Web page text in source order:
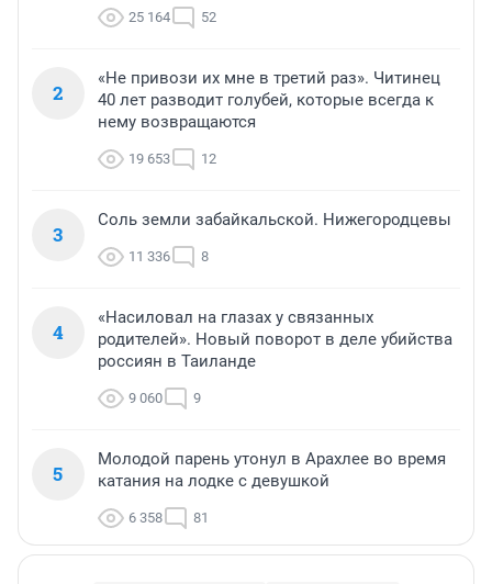
25 164 52
2
«Не привози их мне в третий раз». Читинец
40 лет разводит голубей, которые всегда к
нему возвращаются
19 653 12
3
Соль земли забайкальской. Нижегородцевы
11 336 8
4
«Насиловал на глазах у связанных
родителей». Новый поворот в деле убийства
россиян в Таиланде
9 060 9
5
Молодой парень утонул в Арахлее во время
катания на лодке с девушкой
6 358 81